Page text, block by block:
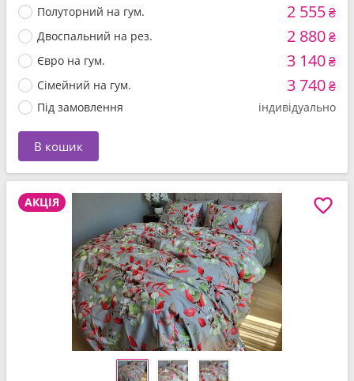
Полуторний на гум. 2 555₴
Двоспальний на рез. 2 880₴
Євро на гум. 3 140₴
Сімейний на гум. 3 740₴
Під замовлення індивідуально
В кошик
АКЦІЯ